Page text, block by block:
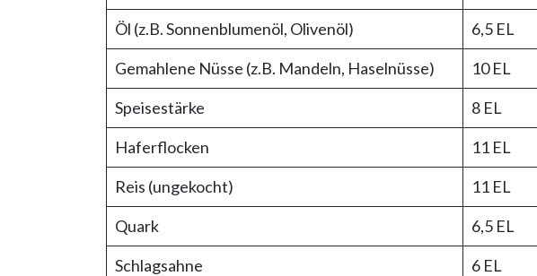
Öl (z.B. Sonnenblumenöl, Olivenöl)
6,5 EL
Gemahlene Nüsse (z.B. Mandeln, Haselnüsse)
10 EL
Speisestärke
8 EL
Haferflocken
11 EL
Reis (ungekocht)
11 EL
Quark
6,5 EL
Schlagsahne
6 EL